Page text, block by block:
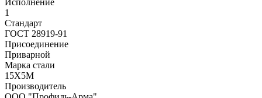
Исполнение
1
Стандарт
ГОСТ 28919-91
Присоединение
Приварной
Марка стали
15Х5М
Производитель